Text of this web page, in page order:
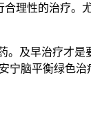
理性的治疗。
早治疗才是
脑平衡绿色